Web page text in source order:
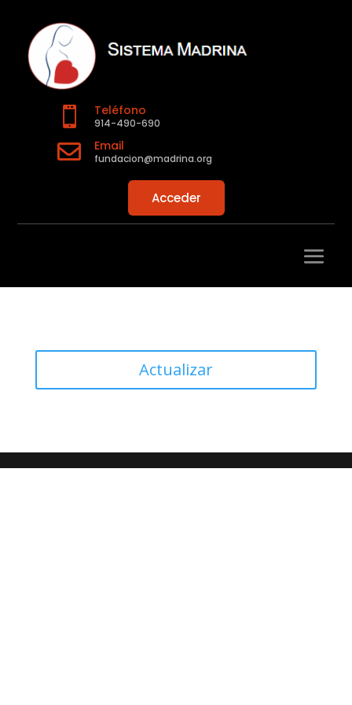
 Teléfono
914-490-690
 Email
fundacion@madrina.org
Acceder
Actualizar